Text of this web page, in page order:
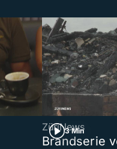
3 Min
ZüriNews
Brandserie